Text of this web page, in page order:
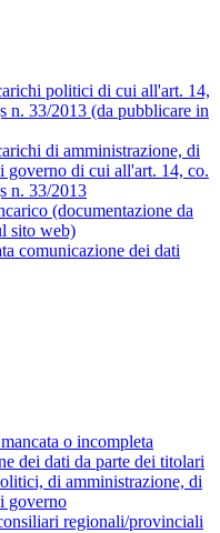
politici di cui all'art. 14,
n. 33/2013 (da pubblicare in
di amministrazione, di
governo di cui all'art. 14, co.
n. 33/2013
(documentazione da
sito web)
comunicazione dei dati
o incompleta
dei dati da parte dei titolari
di amministrazione, di
governo
regionali/provinciali